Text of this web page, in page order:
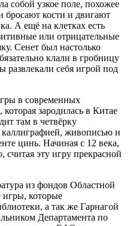
собой узкое поле, похожее
бросают кости и двигают
А ещё на клетках есть
или отрицательные
Сенет был настолько
клали в гробницу
развлекали себя игрой под
в современных
зародилась в Китае
там в четвёрку
каллиграфией, живописью и
цинь. Начиная с 12 века,
считая эту игру прекрасной
из фондов Областной
игры, которые
а так же Гарнагой
Департамента по